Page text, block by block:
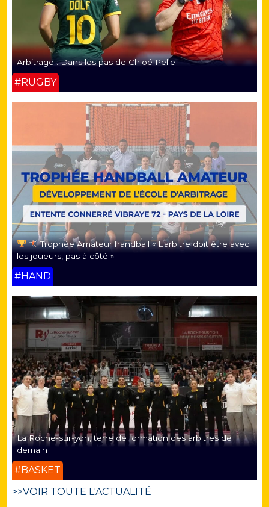
Arbitrage : Dans les pas de Chloé Pelle
#RUGBY
Trophée Amateur handball « L’arbitre doit être avec
les joueurs, pas à côté »
#HAND
La Roche-sur-yon, terre de formation des arbitres de
demain
#BASKET
>>VOIR TOUTE L'ACTUALITÉ